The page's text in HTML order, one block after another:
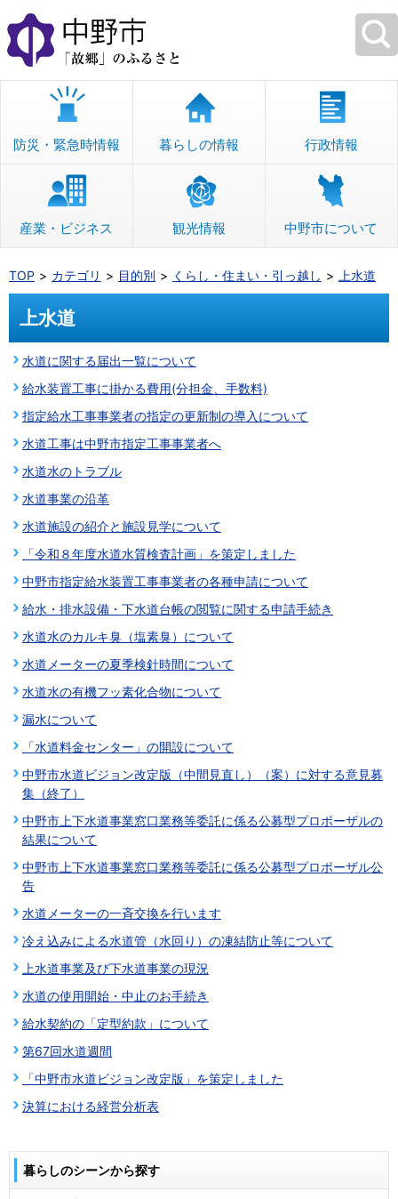
本
文
へ
移
防災・緊急時情報 暮らしの情報 行政情報
産業・ビジネス 観光情報 中野市について
TOP カテゴリ 目的別 くらし・住まい・引っ越し 上水道
上水道
水道に関する届出一覧について
給水装置工事に掛かる費用(分担金、手数料)
指定給水工事事業者の指定の更新制の導入について
水道工事は中野市指定工事事業者へ
水道水のトラブル
水道事業の沿革
水道施設の紹介と施設見学について
「令和８年度水道水質検査計画」を策定しました
中野市指定給水装置工事事業者の各種申請について
給水・排水設備・下水道台帳の閲覧に関する申請手続き
水道水のカルキ臭（塩素臭）について
水道メーターの夏季検針時間について
水道水の有機フッ素化合物について
漏水について
「水道料金センター」の開設について
中野市水道ビジョン改定版（中間見直し）（案）に対する意見募
集（終了）
中野市上下水道事業窓口業務等委託に係る公募型プロポーザルの
結果について
中野市上下水道事業窓口業務等委託に係る公募型プロポーザル公
告
水道メーターの一斉交換を行います
冷え込みによる水道管（水回り）の凍結防止等について
上水道事業及び下水道事業の現況
水道の使用開始・中止のお手続き
給水契約の「定型約款」について
第67回水道週間
「中野市水道ビジョン改定版」を策定しました
決算における経営分析表
暮らしのシーンから探す